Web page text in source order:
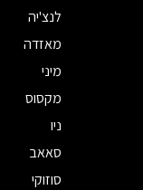
לנצ'יה
מאזדה
מיני
מקסוס
ניו
סאאב
סוזוקי